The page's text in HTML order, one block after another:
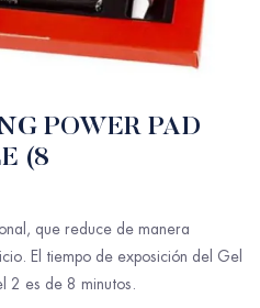
POWER PAD
(8
que reduce de manera
El tiempo de exposición del Gel
2 es de 8 minutos.